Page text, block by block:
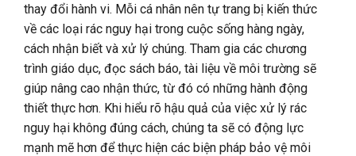
thay đổi hành vi. Mỗi cá nhân nên tự trang bị kiến thức
về các loại rác nguy hại trong cuộc sống hàng ngày,
cách nhận biết và xử lý chúng. Tham gia các chương
trình giáo dục, đọc sách báo, tài liệu về môi trường sẽ
giúp nâng cao nhận thức, từ đó có những hành động
thiết thực hơn. Khi hiểu rõ hậu quả của việc xử lý rác
nguy hại không đúng cách, chúng ta sẽ có động lực
mạnh mẽ hơn để thực hiện các biện pháp bảo vệ môi